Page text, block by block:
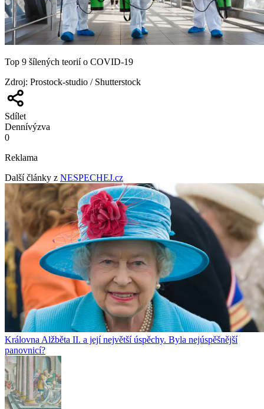
Top 9 šílených teorií o COVID-19
Zdroj: Prostock-studio / Shutterstock
Sdílet
Dennívýzva
0
Reklama
Další články z NESPECHEJ.cz
Královna Alžběta II. a její největší úspěchy. Byla nejúspěšnější
panovnicí?